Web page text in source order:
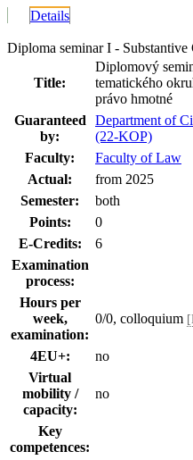
Details
Diploma seminar I -
Title:
Diplomový
tematického
právo hmotné
Guaranteed
by:
Department of
(22-KOP)
Faculty:
Faculty of Law
Actual:
from 2025
Semester:
both
Points:
0
E-Credits:
6
Examination
process:
Hours per
week,
examination:
0/0, colloquium
4EU+:
no
Virtual
mobility /
capacity:
no
Key
competences: